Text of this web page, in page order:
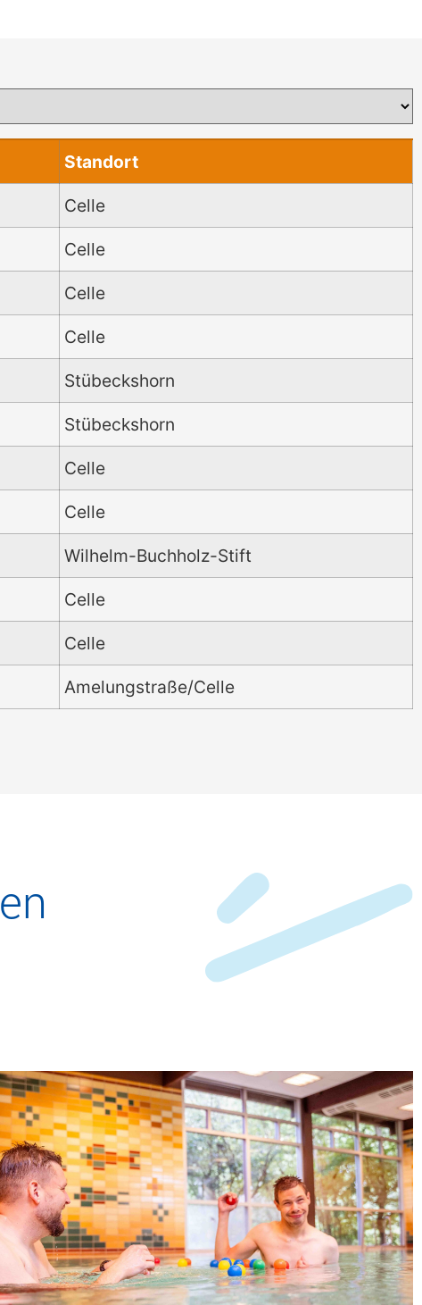
Standort
Celle
Celle
Celle
Celle
Stübeckshorn
Stübeckshorn
Celle
Celle
Wilhelm-Buchholz-Stift
Celle
Celle
Amelungstraße/Celle